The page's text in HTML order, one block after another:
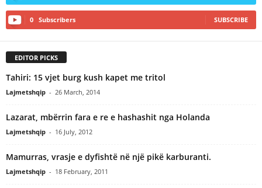
0 Subscribers SUBSCRIBE
EDITOR PICKS
Tahiri: 15 vjet burg kush kapet me tritol
Lajmetshqip - 26 March, 2014
Lazarat, mbërrin fara e re e hashashit nga Holanda
Lajmetshqip - 16 July, 2012
Mamurras, vrasje e dyfishtë në një pikë karburanti.
Lajmetshqip - 18 February, 2011